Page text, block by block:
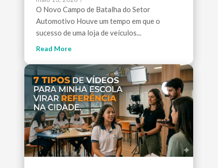
O Novo Campo de Batalha do Setor
Automotivo Houve um tempo em que o
sucesso de uma loja de veículos...
Read More